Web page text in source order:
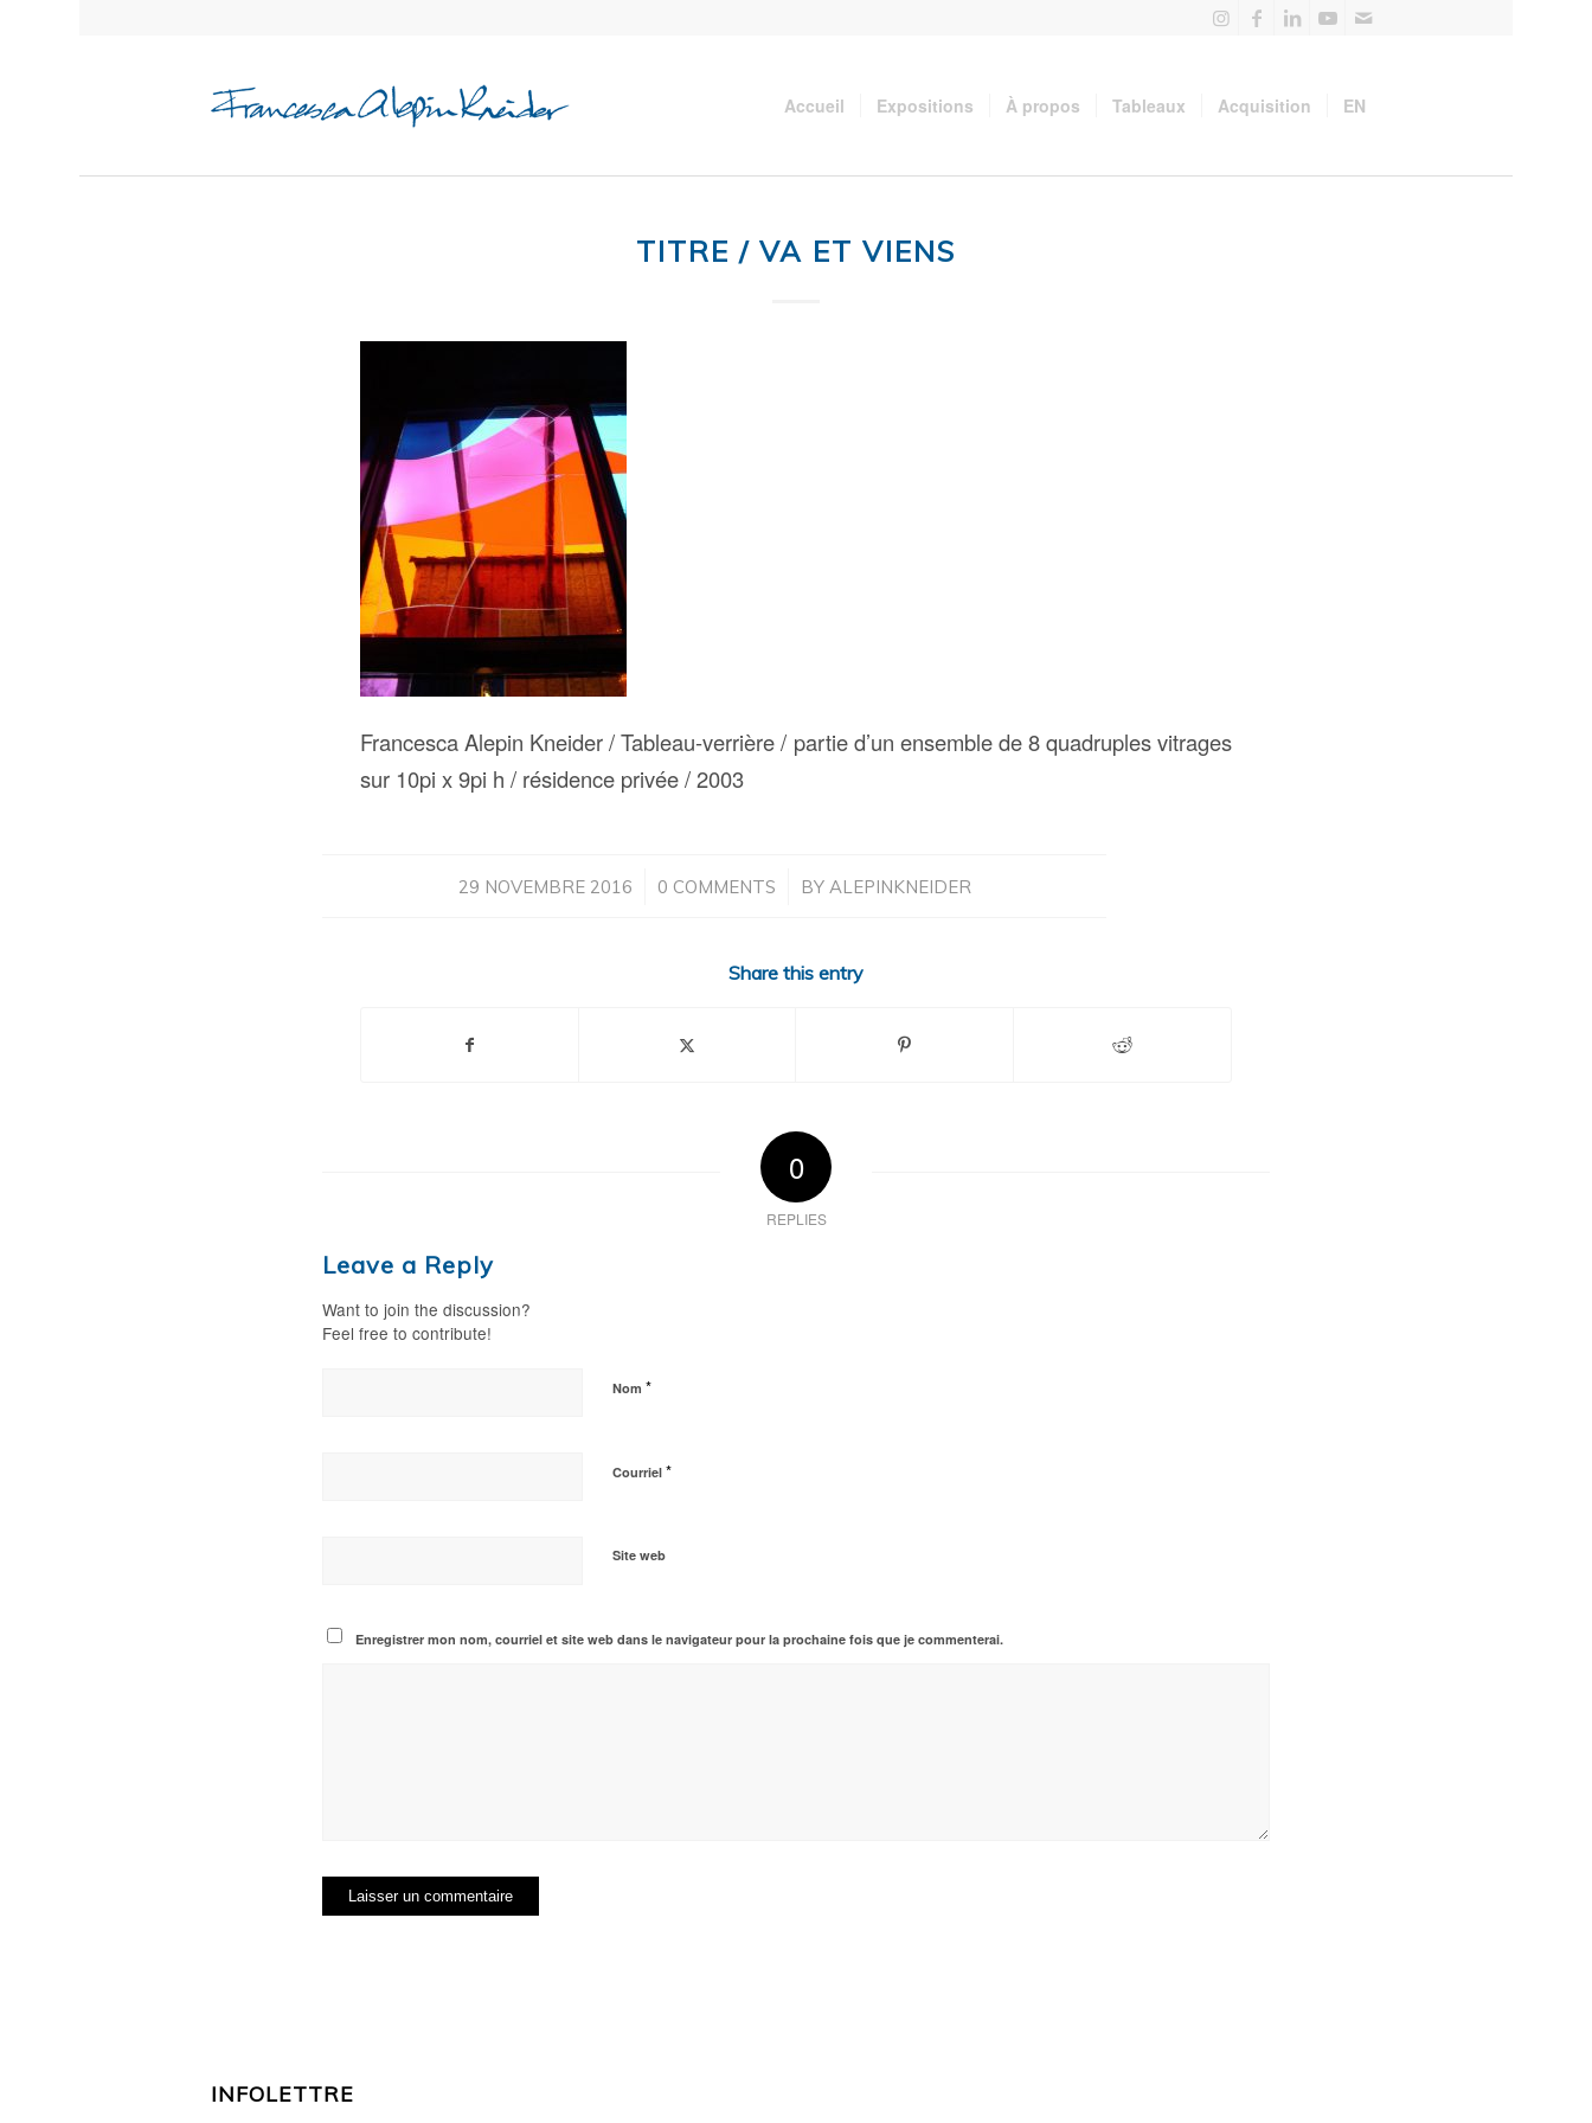
Accueil Expositions À propos Tableaux Acquisition EN
TITRE / VA ET VIENS
Francesca Alepin Kneider / Tableau-verrière / partie d’un ensemble de 8 quadruples vitrages
sur 10pi x 9pi h / résidence privée / 2003
29 NOVEMBRE 2016
/ 0 COMMENTS
/ BY ALEPINKNEIDER
Share this entry
0
REPLIES
Leave a Reply
Want to join the discussion?
Feel free to contribute!
Nom *
Courriel *
Site web
Enregistrer mon nom, courriel et site web dans le navigateur pour la prochaine fois que je commenterai.
INFOLETTRE